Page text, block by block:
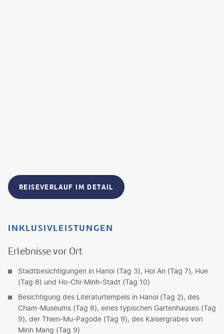
REISEVERLAUF IM DETAIL
INKLUSIVLEISTUNGEN
Erlebnisse vor Ort
Stadtbesichtigungen in Hanoi (Tag 3), Hoi An (Tag 7), Hue
(Tag 8) und Ho-Chi-Minh-Stadt (Tag 10)
Besichtigung des Literaturtempels in Hanoi (Tag 2), des
Cham-Museums (Tag 8), eines typischen Gartenhauses (Tag
9), der Thien-Mu-Pagode (Tag 9), des Kaisergrabes von
Minh Mang (Tag 9)